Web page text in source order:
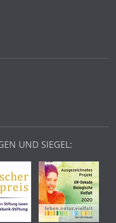
UND SIEGEL: